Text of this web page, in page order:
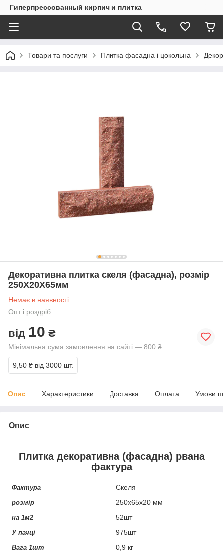
Гиперпрессованный кирпич и плитка
Товари та послуги Плитка фасадна і цокольна
Декоративна плитка скеля (фасадна), розмір
250Х20Х65мм
Немає в наявності
Опт і роздріб
від 10 ₴
Мінімальна сума замовлення на сайті — 800 ₴
9,50 ₴ від 3000 шт.
Опис Характеристики Доставка Оплата Умови
Опис
Плитка декоративна (фасадна) рвана
фактура
Фактура Скеля
розмір 250х65х20 мм
на 1м2 52шт
У пачці 975шт
Вага 1шт 0,9 кг